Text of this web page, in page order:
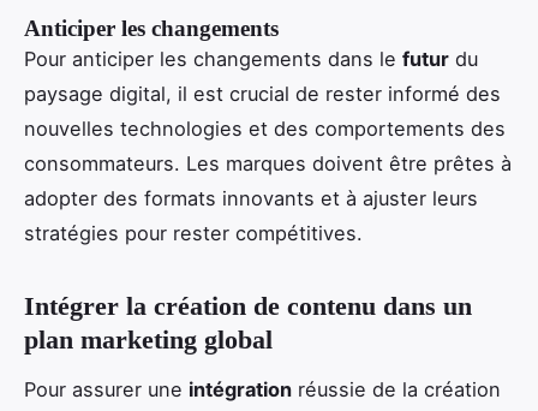
Anticiper les changements
Pour anticiper les changements dans le futur du
paysage digital, il est crucial de rester informé des
nouvelles technologies et des comportements des
consommateurs. Les marques doivent être prêtes à
adopter des formats innovants et à ajuster leurs
stratégies pour rester compétitives.
Intégrer la création de contenu dans un
plan marketing global
Pour assurer une intégration réussie de la création